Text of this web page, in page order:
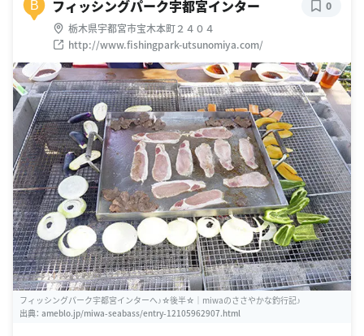
B フィッシングパーク宇都宮インター
栃木県宇都宮市宝木本町２４０４
http://www.fishingpark-utsunomiya.com/
0
フィッシングパーク宇都宮インターへ♪☆後半☆｜miwaのささやかな釣行記♪
出典： ameblo.jp/miwa-seabass/entry-12105962907.html